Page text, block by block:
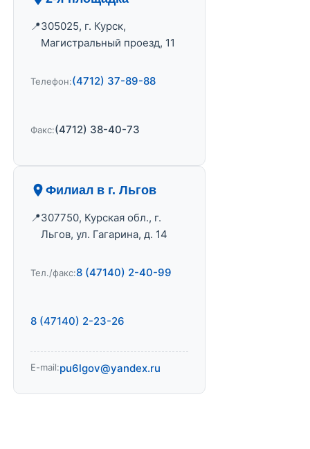
305025, г. Курск,
Магистральный проезд, 11
Телефон:(4712) 37-89-88
Факс:(4712) 38-40-73
Филиал в г. Льгов
307750, Курская обл., г.
Льгов, ул. Гагарина, д. 14
Тел./факс:8 (47140) 2-40-99
8 (47140) 2-23-26
E-mail:pu6lgov@yandex.ru